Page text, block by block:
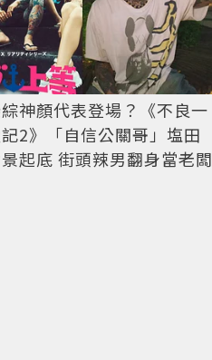
神顏代表登場？《不良一
2》「自信公關哥」塩田
起底 街頭辣男翻身當老闆